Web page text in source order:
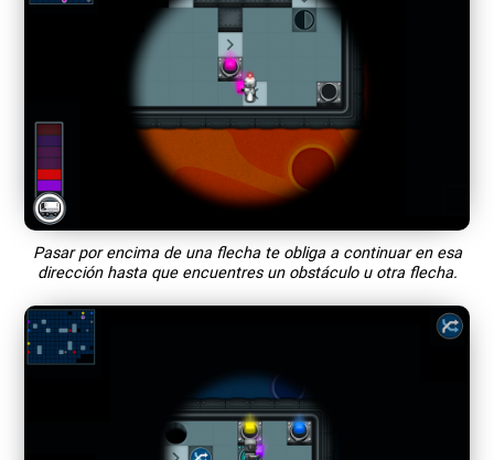
Pasar por encima de una flecha te obliga a continuar en esa
dirección hasta que encuentres un obstáculo u otra flecha.